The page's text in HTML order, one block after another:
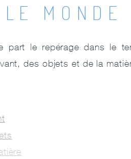
MONDE
part le repérage dans le
des objets et de la